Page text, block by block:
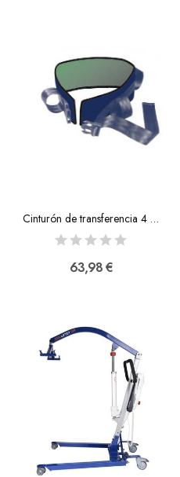
Cinturón de transferencia 4 asas
63,98 €